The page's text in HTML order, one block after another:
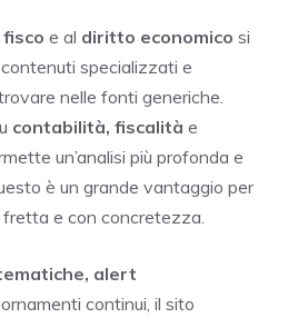
fisco e al diritto economico si
specializzati e
nelle fonti generiche.
contabilità, fiscalità e
un’analisi più profonda e
è un grande vantaggio per
e con concretezza.
alert
continui, il sito